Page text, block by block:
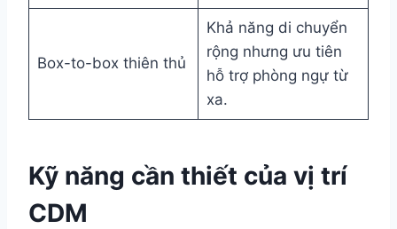
Box-to-box thiên thủ
Khả năng di chuyển
rộng nhưng ưu tiên
hỗ trợ phòng ngự từ
xa.
Kỹ năng cần thiết của vị trí
CDM